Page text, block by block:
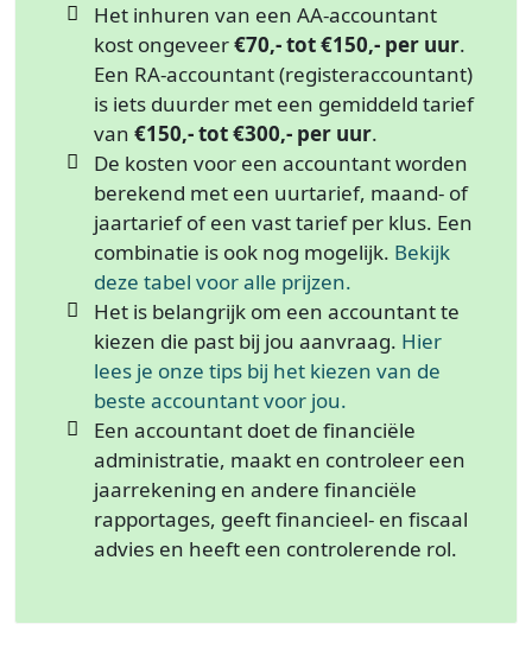
Het inhuren van een AA-accountant
kost ongeveer€70,- tot €150,- per uur.
Een RA-accountant (registeraccountant)
is iets duurder met een gemiddeld tarief
van€150,- tot €300,- per uur.
De kosten voor een accountant worden
berekend met een uurtarief, maand- of
jaartarief of een vast tarief per klus. Een
combinatie is ook nog mogelijk. Bekijk
deze tabel voor alle prijzen.
Het is belangrijk om een accountant te
kiezen die past bij jou aanvraag. Hier
lees je onze tips bij het kiezen van de
beste accountant voor jou.
Een accountant doet de financiële
administratie, maakt en controleer een
jaarrekening en andere financiële
rapportages, geeft financieel- en fiscaal
advies en heeft een controlerende rol.